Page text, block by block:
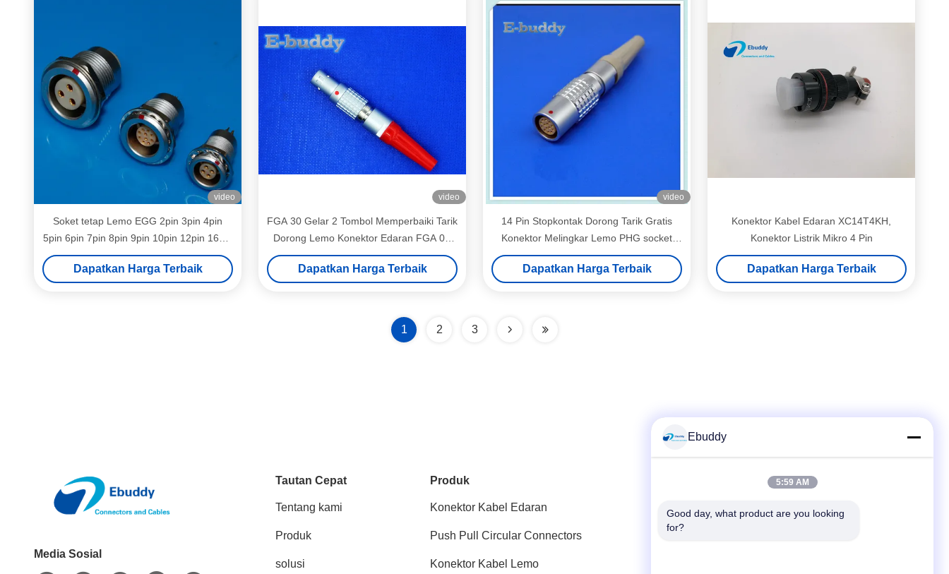
video
Soket tetap Lemo EGG 2pin 3pin 4pin
5pin 6pin 7pin 8pin 9pin 10pin 12pin 16pin
push pull circular connector
Dapatkan Harga Terbaik
video
FGA 30 Gelar 2 Tombol Memperbaiki Tarik
Dorong Lemo Konektor Edaran FGA 0B
306 6 Pin Plug
Dapatkan Harga Terbaik
video
14 Pin Stopkontak Dorong Tarik Gratis
Konektor Melingkar Lemo PHG socket
PHG.2B.314.CLAD
Dapatkan Harga Terbaik
Konektor Kabel Edaran XC14T4KH,
Konektor Listrik Mikro 4 Pin
Dapatkan Harga Terbaik
1 2 3
Media Sosial
Tautan Cepat
Tentang kami
Produk
solusi
Produk
Konektor Kabel Edaran
Push Pull Circular Connectors
Konektor Kabel Lemo
Telp
Ebuddy
5:59 AM
Good day, what product are you looking
for?